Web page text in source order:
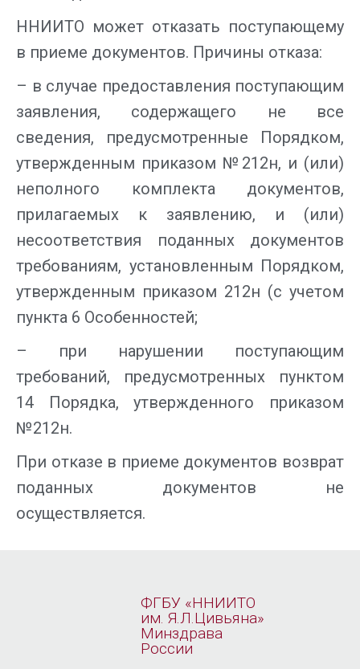
ННИИТО может отказать поступающему
в приеме документов. Причины отказа:
– в случае предоставления поступающим
заявления, содержащего не все
сведения, предусмотренные Порядком,
утвержденным приказом №212н, и (или)
неполного комплекта документов,
прилагаемых к заявлению, и (или)
несоответствия поданных документов
требованиям, установленным Порядком,
утвержденным приказом 212н (с учетом
пункта 6 Особенностей;
– при нарушении поступающим
требований, предусмотренных пунктом
14 Порядка, утвержденного приказом
№212н.
При отказе в приеме документов возврат
поданных документов не
осуществляется.
ФГБУ «ННИИТО
им. Я.Л.Цивьяна»
Минздрава
России